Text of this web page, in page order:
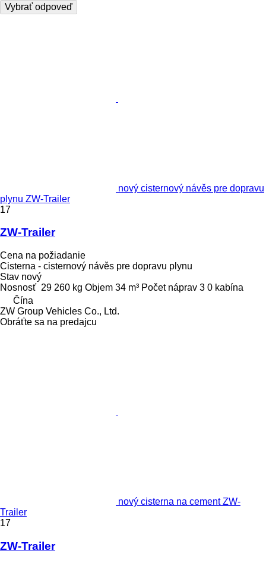
Vybrať odpoveď
nový cisternový návěs pre dopravu
plynu ZW-Trailer
17
ZW-Trailer
Cena na požiadanie
Cisterna - cisternový návěs pre dopravu plynu
Stav nový
Nosnosť 29 260 kg Objem 34 m³ Počet náprav 3 0 kabína
Čína
ZW Group Vehicles Co., Ltd.
Obráťte sa na predajcu
nový cisterna na cement ZW-
Trailer
17
ZW-Trailer